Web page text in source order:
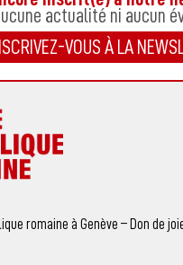
actualité ni aucun
VOUS À LA
romaine à Genève – Don de